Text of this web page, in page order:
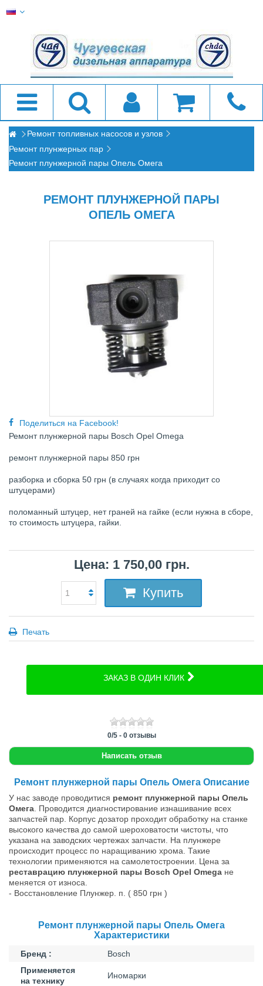
Ремонт топливных насосов и узлов
Ремонт плунжерных пар
Ремонт плунжерной пары Опель Омега
РЕМОНТ ПЛУНЖЕРНОЙ ПАРЫ
ОПЕЛЬ ОМЕГА
Поделиться на Facebook!
Ремонт плунжерной пары Bosch Opel Omega
ремонт плунжерной пары 850 грн
разборка и сборка 50 грн (в случаях когда приходит со
штуцерами)
поломанный штуцер, нет граней на гайке (если нужна в сборе,
то стоимость штуцера, гайки.
Цена: 1 750,00 грн.
Купить
Печать
ЗАКАЗ В ОДИН КЛИК
0/5- 0отзывы
Написать отзыв
Ремонт плунжерной пары Опель Омега Описание
У нас заводе проводитися ремонт плунжерной пары Опель
Омега . Проводится диагностирование изнашивание всех
запчастей пар. Корпус дозатор проходит обработку на станке
высокого качества до самой шероховатости чистоты, что
указана на заводских чертежах запчасти. На плунжере
происходит процесс по наращиванию хрома. Такие
технологии применяются на самолетостроении. Цена за
реставрацию плунжерной пары Bosch Opel Omega не
меняется от износа.
- Восстановление Плунжер. п. ( 850 грн )
Ремонт плунжерной пары Опель Омега
Характеристики
Бренд :
Bosch
Применяется
на технику
Иномарки